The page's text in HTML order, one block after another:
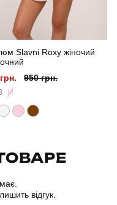
Slavni Roxy жіночий
950 грн.
M
відгук.